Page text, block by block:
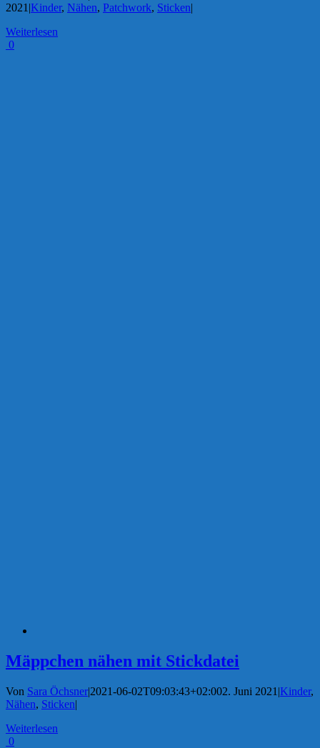
2021 |Kinder, Nähen, Patchwork, Sticken|
Weiterlesen
0
Mäppchen nähen mit Stickdatei
Von Sara Öchsner|2021-06-02T09:03:43+02:002. Juni 2021 |Kinder,
Nähen, Sticken|
Weiterlesen
0